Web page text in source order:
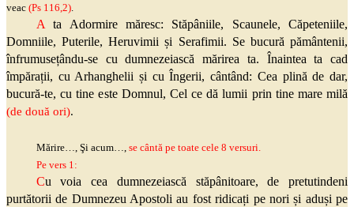
veac (Ps 116,2)
A ta Adormire măresc: Stăpâniile, Scaunele, Căpeteniile,
Domniile, Puterile, Heruvimii și Serafimii. Se bucură pământenii,
înfrumusețându-se cu dumnezeiască mărirea ta. Înaintea ta cad
împărații, cu Arhanghelii și cu Îngerii, cântând: Cea plină de dar,
bucură-te, cu tine este Domnul, Cel ce dă lumii prin tine mare milă
(de două ori).
Mărire…, Şiacum…, se cântă pe toate cele 8 versuri.
Pe vers 1:
Cu voia cea dumnezeiască stăpânitoare, de pretutindeni
purtătorii de Dumnezeu Apostoli au fost ridicați pe nori și aduși pe